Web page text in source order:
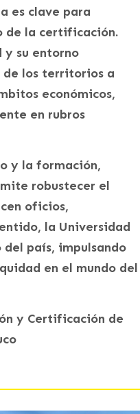
es clave para
de la certificación.
y su entorno
los territorios a
económicos,
en rubros
y la formación,
robustecer el
oficios,
la Universidad
país, impulsando
en el mundo del
y Certificación de